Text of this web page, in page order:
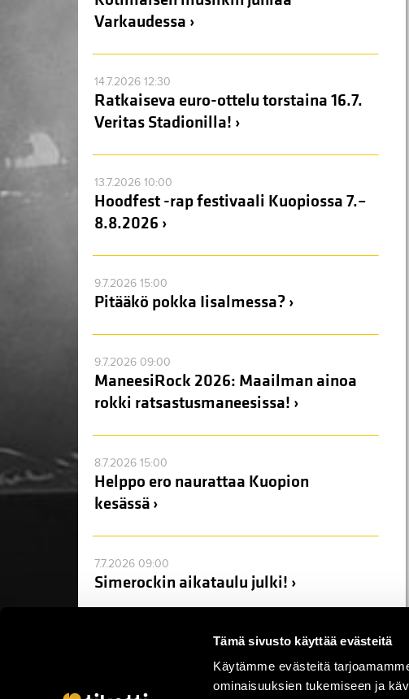
Tämä sivusto käyttää evästeitä
Käytämme evästeitä
ominaisuuksien tukemiseen ja
Varkaudessa ›
14.7.2026 12:30
Ratkaiseva euro-ottelu torstaina 16.7.
Veritas Stadionilla! ›
13.7.2026 10:00
Hoodfest -rap festivaali Kuopiossa 7.–
8.8.2026 ›
9.7.2026 15:00
Pitääkö pokka Iisalmessa? ›
9.7.2026 09:00
ManeesiRock 2026: Maailman ainoa
rokki ratsastusmaneesissa! ›
8.7.2026 15:00
Helppo ero naurattaa Kuopion
kesässä ›
7.7.2026 09:00
Simerockin aikataulu julki! ›